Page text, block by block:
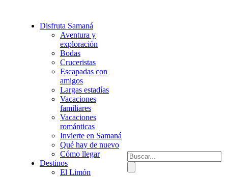
Disfruta Samaná
Aventura y
exploración
Bodas
Cruceristas
Escapadas con
amigos
Largas estadías
Vacaciones
familiares
Vacaciones
románticas
Invierte en Samaná
Qué hay de nuevo
Cómo llegar
Destinos
El Limón